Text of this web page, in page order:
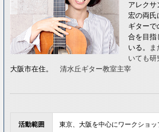
アレクサ
宏の両氏
ギターで
合を目指
いる。
ま
いても研
大阪市在住。 清水丘ギター教室主宰
活動範囲 東京、大阪を中心にワークショッ